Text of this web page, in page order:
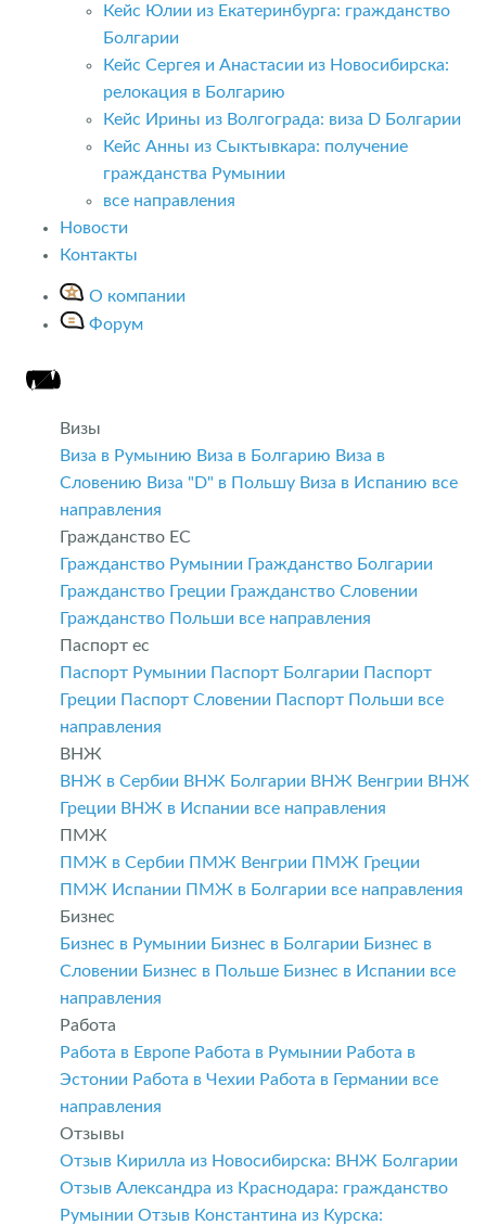
Кейс Юлии из Екатеринбурга: гражданство
Болгарии
Кейс Сергея и Анастасии из Новосибирска:
релокация в Болгарию
Кейс Ирины из Волгограда: виза D Болгарии
Кейс Анны из Сыктывкара: получение
гражданства Румынии
все направления
Новости
Контакты
О компании
Форум
Визы
Виза в Румынию Виза в Болгарию Виза в
Словению Виза "D" в Польшу Виза в Испанию все
направления
Гражданство ЕС
Гражданство Румынии Гражданство Болгарии
Гражданство Греции Гражданство Словении
Гражданство Польши все направления
Паспорт ес
Паспорт Румынии Паспорт Болгарии Паспорт
Греции Паспорт Словении Паспорт Польши все
направления
ВНЖ
ВНЖ в Сербии ВНЖ Болгарии ВНЖ Венгрии ВНЖ
Греции ВНЖ в Испании все направления
ПМЖ
ПМЖ в Сербии ПМЖ Венгрии ПМЖ Греции
ПМЖ Испании ПМЖ в Болгарии все направления
Бизнес
Бизнес в Румынии Бизнес в Болгарии Бизнес в
Словении Бизнес в Польше Бизнес в Испании все
направления
Работа
Работа в Европе Работа в Румынии Работа в
Эстонии Работа в Чехии Работа в Германии все
направления
Отзывы
Отзыв Кирилла из Новосибирска: ВНЖ Болгарии
Отзыв Александра из Краснодара: гражданство
Румынии Отзыв Константина из Курска: